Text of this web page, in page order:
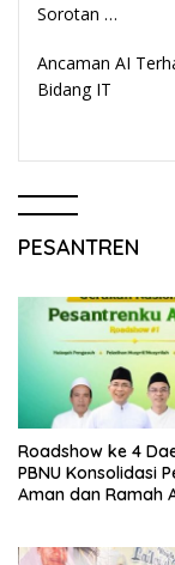
Sorotan …
Ancaman AI
Bidang IT
PESANTREN
Roadshow ke 4
PBNU Konsolidasi
Aman dan Ramah